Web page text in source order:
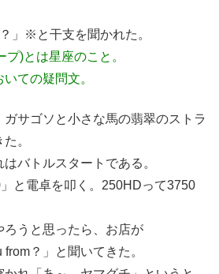
」※と干支を聞かれた。
)とは星座のこと。
ての疑問文。
ガサゴソと小さな馬の翡翠のストラ
。
バトルスタートである。
と電卓を叩く。250HDって3750
うと思ったら、お店が
from？」と聞いてきた。